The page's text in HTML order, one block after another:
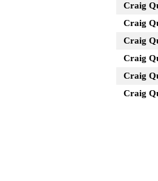
Craig
Craig
Craig
Craig
Craig
Craig